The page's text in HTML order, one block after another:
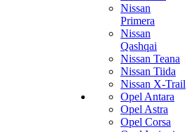
Nissan
Primera
Nissan
Qashqai
Nissan Teana
Nissan Tiida
Nissan X-Trail
Opel Antara
Opel Astra
Opel Corsa